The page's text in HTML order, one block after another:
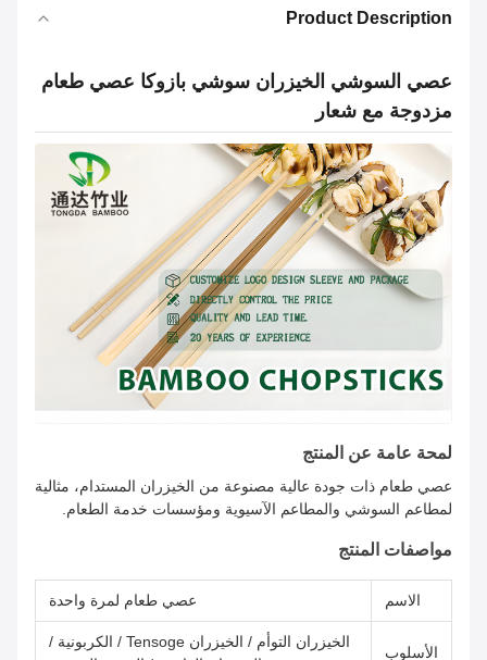
Product Description
عصي السوشي الخيزران سوشي بازوكا عصي طعام
مزدوجة مع شعار
لمحة عامة عن المنتج
عصي طعام ذات جودة عالية مصنوعة من الخيزران المستدام، مثالية
لمطاعم السوشي والمطاعم الآسيوية ومؤسسات خدمة الطعام.
مواصفات المنتج
عصي طعام لمرة واحدة
الأسلوب
الخيزران التوأم / الخيزران Tensoge / الكربونية /